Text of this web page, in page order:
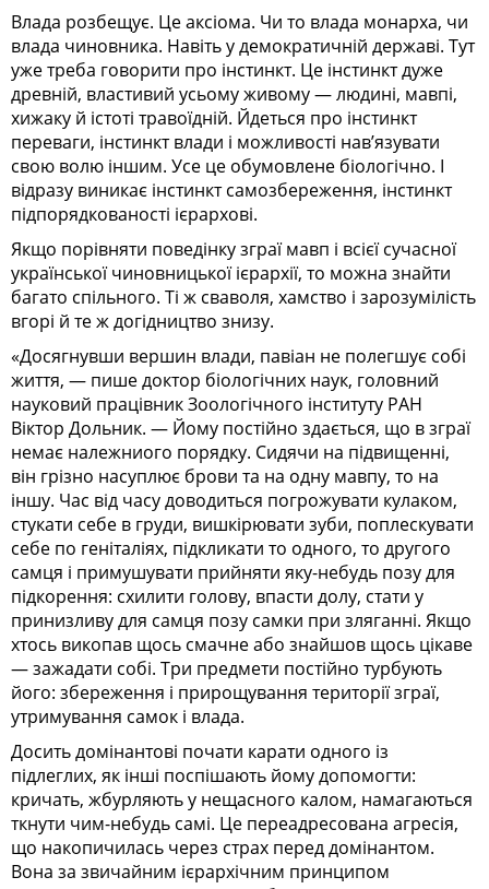
Влада розбещує. Це аксіома. Чи то влада монарха, чи
влада чиновника. Навіть у демократичній державі. Тут
уже треба говорити про інстинкт. Це інстинкт дуже
древній, властивий усьому живому — людині, мавпі,
хижаку й істоті травоїдній. Йдеться про інстинкт
переваги, інстинкт влади і можливості нав’язувати
свою волю іншим. Усе це обумовлене біологічно. І
відразу виникає інстинкт самозбереження, інстинкт
підпорядкованості ієрархові.
Якщо порівняти поведінку зграї мавп і всієї сучасної
української чиновницької ієрархії, то можна знайти
багато спільного. Ті ж сваволя, хамство і зарозумілість
вгорі й те ж догідництво знизу.
«Досягнувши вершин влади, павіан не полегшує собі
життя, — пише доктор біологічних наук, головний
науковий працівник Зоологічного інституту РАН
Віктор Дольник. — Йому постійно здається, що в зграї
немає належниого порядку. Сидячи на підвищенні,
він грізно насуплює брови та на одну мавпу, то на
іншу. Час від часу доводиться погрожувати кулаком,
стукати себе в груди, вишкірювати зуби, поплескувати
себе по геніталіях, підкликати то одного, то другого
самця і примушувати прийняти яку-небудь позу для
підкорення: схилити голову, впасти долу, стати у
принизливу для самця позу самки при зляганні. Якщо
хтось викопав щось смачне або знайшов щось цікаве
— зажадати собі. Три предмети постійно турбують
його: збереження і прирощування території зграї,
утримування самок і влада.
Досить домінантові почати карати одного із
підлеглих, як інші поспішають йому допомогти:
кричать, жбурляють у нещасного калом, намагаються
ткнути чим-небудь самі. Це переадресована агресія,
що накопичилась через страх перед домінантом.
Вона за звичайним ієрархічним принципом